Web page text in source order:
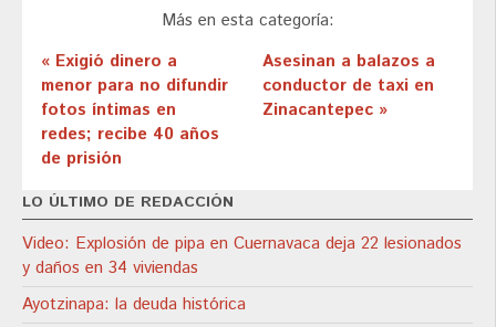
Más en esta categoría:
« Exigió dinero a
menor para no difundir
fotos íntimas en
redes; recibe 40 años
de prisión
Asesinan a balazos a
conductor de taxi en
Zinacantepec »
LO ÚLTIMO DE REDACCIÓN
Video: Explosión de pipa en Cuernavaca deja 22 lesionados
y daños en 34 viviendas
Ayotzinapa: la deuda histórica